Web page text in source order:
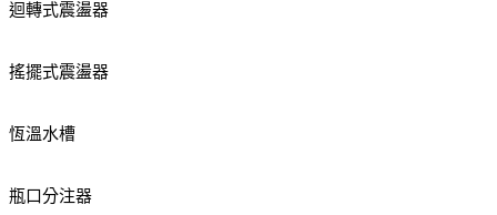
迴轉式震盪器
搖擺式震盪器
恆溫水槽
瓶口分注器